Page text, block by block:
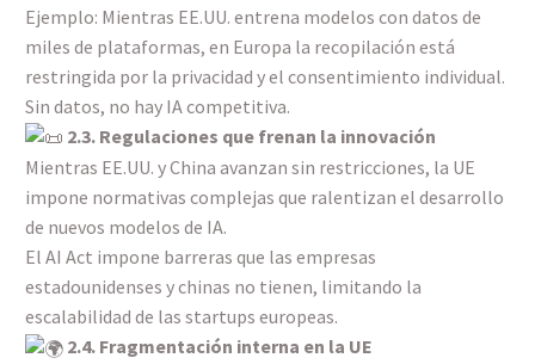
Ejemplo: Mientras EE.UU. entrena modelos con datos de
miles de plataformas, en Europa la recopilación está
restringida por la privacidad y el consentimiento individual.
Sin datos, no hay IA competitiva.
2.3. Regulaciones que frenan la innovación
Mientras EE.UU. y China avanzan sin restricciones, la UE
impone normativas complejas que ralentizan el desarrollo
de nuevos modelos de IA.
El AI Act impone barreras que las empresas
estadounidenses y chinas no tienen, limitando la
escalabilidad de las startups europeas.
2.4. Fragmentación interna en la UE